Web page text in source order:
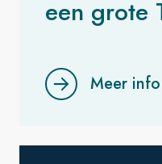
een grote
Meer info